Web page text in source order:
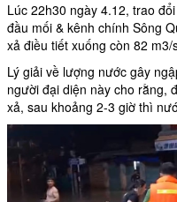
Lúc 22h30 ngày 4.12, trao
đầu mối & kênh chính Sông
xả điều tiết xuống còn 82
Lý giải về lượng nước gây
người đại diện này cho rằng,
xả, sau khoảng 2-3 giờ thì